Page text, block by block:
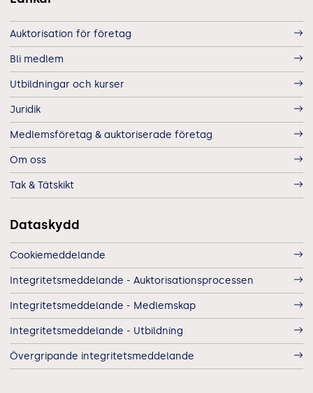
Auktorisation för företag
Bli medlem
Utbildningar och kurser
Juridik
Medlemsföretag & auktoriserade företag
Om oss
Tak & Tätskikt
Dataskydd
Cookiemeddelande
Integritetsmeddelande - Auktorisationsprocessen
Integritetsmeddelande - Medlemskap
Integritetsmeddelande - Utbildning
Övergripande integritetsmeddelande